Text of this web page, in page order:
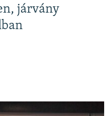
járvány